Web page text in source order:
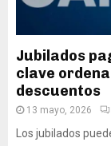
Jubilados
clave
descuentos
13 mayo, 2026
Los jubilados